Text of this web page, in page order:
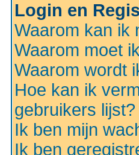
Login en
Waarom kan ik
Waarom moet
Waarom wordt
Hoe kan ik
gebruikers lijst?
Ik ben mijn
Ik ben